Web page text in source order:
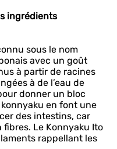
ingrédients
sous le nom
avec un goût
à partir de racines
à de l’eau de
donner un bloc
en font une
des intestins, car
Le Konnyaku Ito
rappellant les